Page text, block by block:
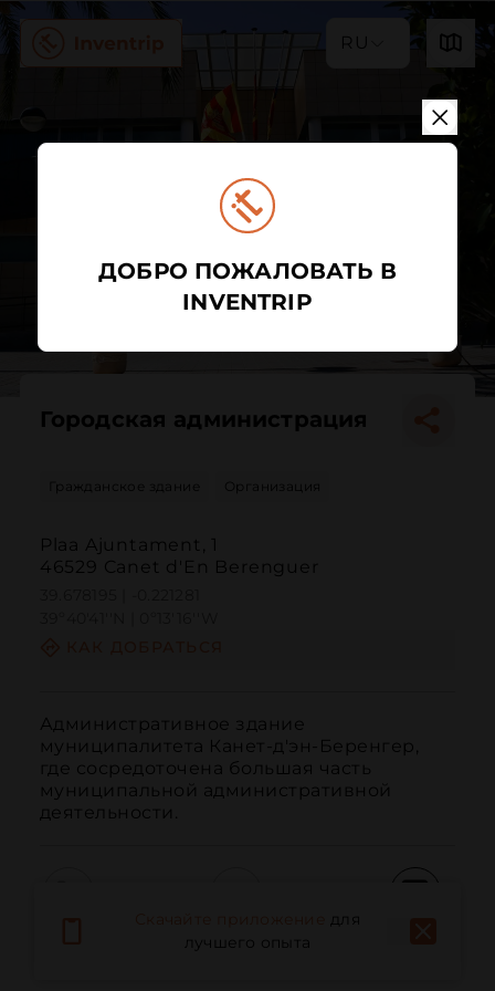
RU
Городская администрация
Гражданское здание Организация
Plaa Ajuntament, 1
46529 Canet d'En Berenguer
Административное здание
муниципалитета Канет-д'эн-Беренгер,
где сосредоточена большая часть
муниципальной административной
деятельности.
Электронная почта
для
лучшего опыта
ДОБРО ПОЖАЛОВАТЬ В
INVENTRIP